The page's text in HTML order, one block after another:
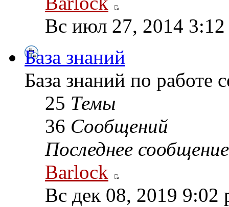
Вс июл 27, 2014 3:12
База знаний
База знаний по работе
25 Темы
36 Сообщений
Последнее сообщение
Barlock
Вс дек 08, 2019 9:02